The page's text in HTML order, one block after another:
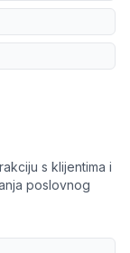
s klijentima i
poslovnog